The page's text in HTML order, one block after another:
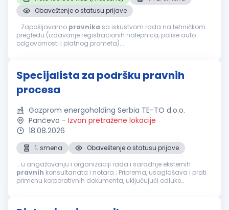
Obaveštenje o statusu prijave
...Zapošljavamo pravnika sa iskustvom rada na tehničkom
pregledu (izdavanje registracionih nalepnica, polise auto
odgovornosti i platnog prometa)...
Specijalista za podršku pravnih
procesa
Gazprom energoholding Serbia TE-TO d.o.o.
Pančevo - Izvan pretražene lokacije
18.08.2026
1. smena
Obaveštenje o statusu prijave
...u angažovanju i organizaciji rada i saradnje eksternih
pravnih konsultanata i notara ; Priprema, usaglašava i prati
primenu korporativnih dokumenta, uključujući odluke